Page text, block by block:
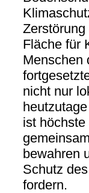
Fläche für
Menschen
nicht nur
ist
bewahren
Schutz
fordern.